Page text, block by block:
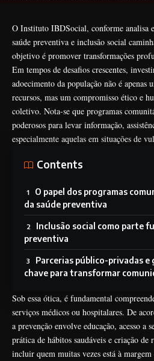
O Instituto IBDSocial, conforme analisa
saúde preventiva e inclusão social
objetivo é promover transformações
Em tempos de desafios crescentes,
adoecimento da população não é apenas
recursos, mas um compromisso ético e
coletivo. Nota-se que programas
poderosos para levar informação,
especialmente aquelas em situações de
Contents
O papel dos programas
da saúde preventiva
Inclusão social como parte
preventiva
Parcerias público-privadas
chave para transformar
Sob essa ótica, é fundamental
serviços médicos ou hospitalares. De
a prevenção envolve educação, acesso a
prática de hábitos saudáveis e criação de
incluir quem muitas vezes está à